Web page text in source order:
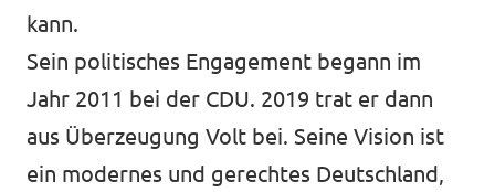
kann.
Sein politisches Engagement begann im
Jahr 2011 bei der CDU. 2019 trat er dann
aus Überzeugung Volt bei. Seine Vision ist
ein modernes und gerechtes Deutschland,